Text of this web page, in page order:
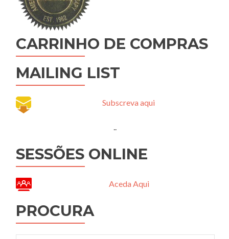
CARRINHO DE COMPRAS
MAILING LIST
Subscreva aqui
..
SESSÕES ONLINE
Aceda Aqui
PROCURA